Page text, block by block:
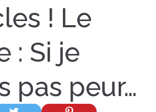
! Le
: Si je
pas peur…